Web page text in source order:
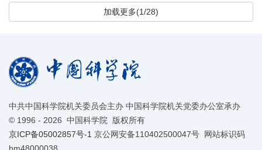
加载更多(1/28)
中共中国科学院机关委员会主办 中国科学院机关党委办公室承办
© 1996 - 2026 中国科学院 版权所有
京ICP备05002857号-1 京公网安备110402500047号 网站标识码